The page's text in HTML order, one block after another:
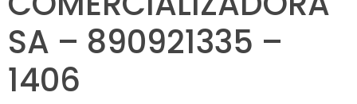
SA – 890921335 –
1406